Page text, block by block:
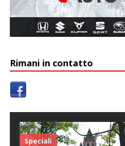
Rimani in contatto
Speciali